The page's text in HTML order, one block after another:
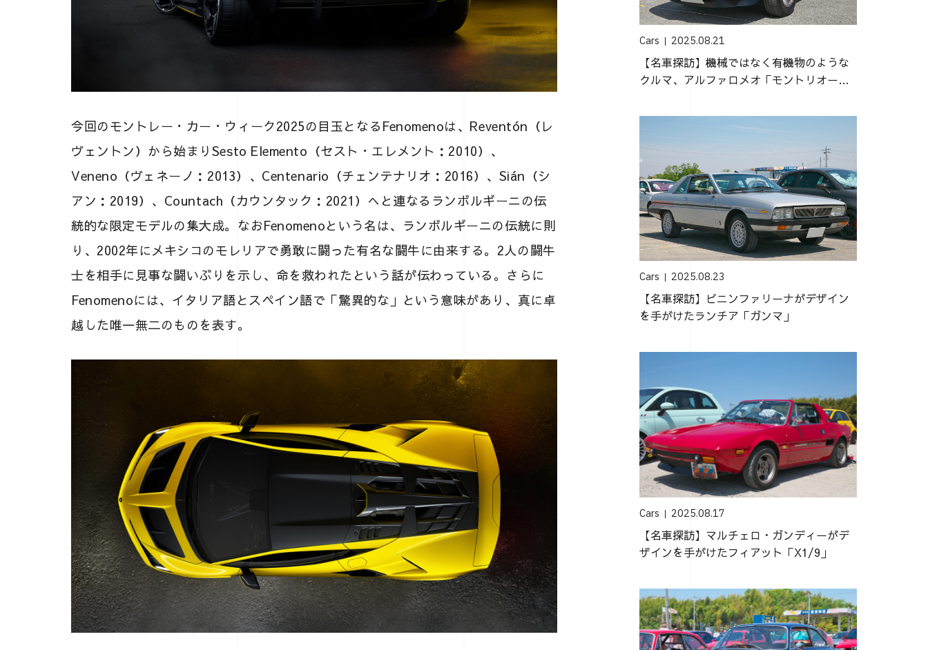
今回のモントレー・カー・ウィーク2025の目玉となるFenomenoは、Reventón（レ
ヴェントン）から始まりSesto Elemento（セスト・エレメント：2010）、
Veneno（ヴェネーノ：2013）、Centenario（チェンテナリオ：2016）、Sián（シ
アン：2019）、Countach（カウンタック：2021）へと連なるランボルギーニの伝
統的な限定モデルの集大成。なおFenomenoという名は、ランボルギーニの伝統に則
り、2002年にメキシコのモレリアで勇敢に闘った有名な闘牛に由来する。2人の闘牛
士を相手に見事な闘いぶりを示し、命を救われたという話が伝わっている。さらに
Fenomenoには、イタリア語とスペイン語で「驚異的な」という意味があり、真に卓
越した唯一無二のものを表す。
Cars 2025.08.21
【名車探訪】機械ではなく有機物のような
クルマ、アルファロメオ「モントリオー
Cars 2025.08.23
【名車探訪】ピニンファリーナがデザイン
を手がけたランチア「ガンマ」
Cars 2025.08.17
【名車探訪】マルチェロ・ガンディーがデ
ザインを手がけたフィアット「X1/9」